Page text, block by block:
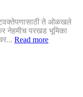
ते ओळखले
नेहमीच परखड भूमिका
Read more